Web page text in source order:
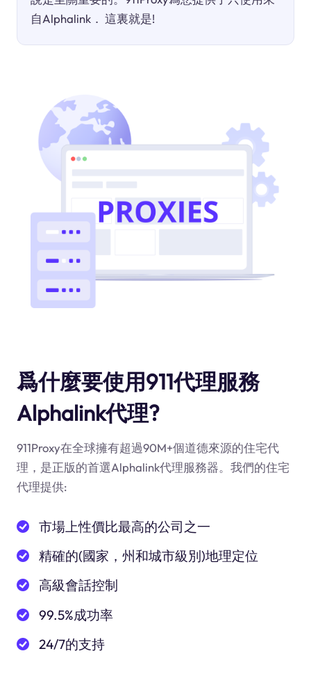
自Alphalink． 這裏就是!
爲什麼要使用911代理服務
Alphalink代理?
911Proxy在全球擁有超過90M+個道德來源的住宅代
理，是正版的首選Alphalink代理服務器。我們的住宅
代理提供:
市場上性價比最高的公司之一
精確的(國家，州和城市級別)地理定位
高級會話控制
99.5%成功率
24/7的支持